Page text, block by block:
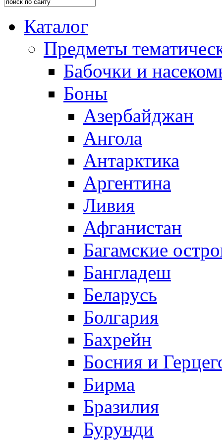
Каталог
Предметы
Бабочки и
Боны
Азербайджан
Ангола
Антарктика
Аргентина
Ливия
Афганистан
Багамские
Бангладеш
Беларусь
Болгария
Бахрейн
Босния и
Бирма
Бразилия
Бурунди